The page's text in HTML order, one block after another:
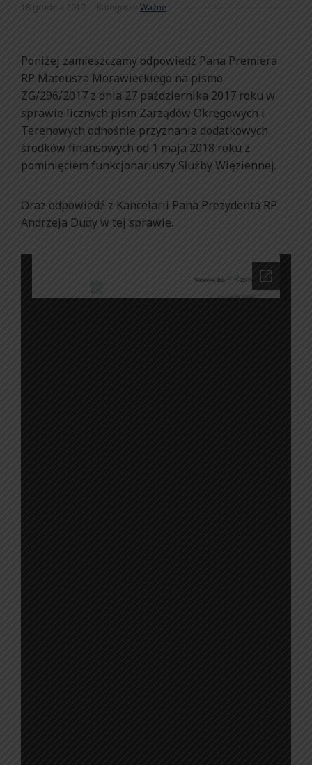
18 grudnia 2017 Kategorie: Ważne
Poniżej zamieszczamy odpowiedź Pana Premiera
RP Mateusza Morawieckiego na pismo
ZG/296/2017 z dnia 27 października 2017 roku w
sprawie licznych pism Zarządów Okręgowych i
Terenowych odnośnie przyznania dodatkowych
środków finansowych od 1 maja 2018 roku z
pominięciem funkcjonariuszy Służby Więziennej.
Oraz odpowiedź z Kancelarii Pana Prezydenta RP
Andrzeja Dudy w tej sprawie.